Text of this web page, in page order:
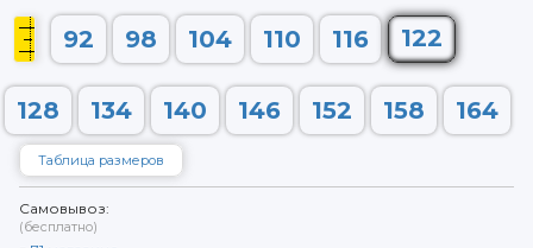
92 98 104 110 116 122
128 134 140 146 152 158 164
Таблица размеров
Самовывоз:
(бесплатно)